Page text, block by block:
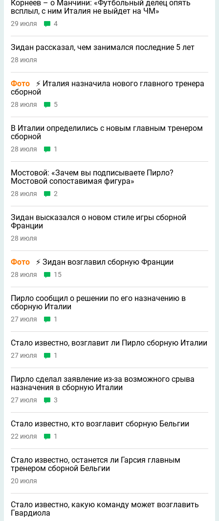
Корнеев – о Манчини: «Футбольный делец опять
всплыл, с ним Италия не выйдет на ЧМ»
29 июля 4
Зидан рассказал, чем занимался последние 5 лет
28 июля
Фото
⚡ Италия назначила нового главного тренера
сборной
28 июля 5
В Италии определились с новым главным тренером
сборной
28 июля 1
Мостовой: «Зачем вы подписываете Пирло?
Мостовой сопоставимая фигура»
28 июля 2
Зидан высказался о новом стиле игры сборной
Франции
28 июля
Фото ⚡ Зидан возглавил сборную Франции
28 июля 15
Пирло сообщил о решении по его назначению в
сборную Италии
27 июля 1
Стало известно, возглавит ли Пирло сборную Италии
27 июля 1
Пирло сделал заявление из-за возможного срыва
назначения в сборную Италии
27 июля 3
Стало известно, кто возглавит сборную Бельгии
22 июля 1
Стало известно, останется ли Гарсия главным
тренером сборной Бельгии
20 июля
Стало известно, какую команду может возглавить
Гвардиола